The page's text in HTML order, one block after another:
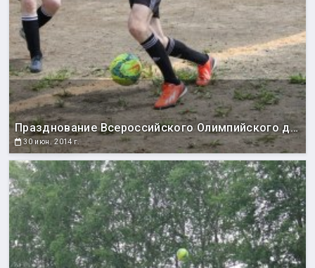
Празднование Всероссийского Олимпийского дня
30 июн. 2014 г.